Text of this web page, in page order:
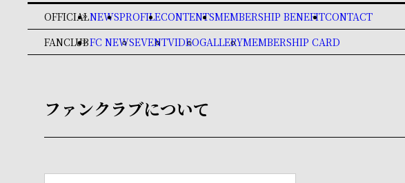
OFFICIAL
keyboard_double_arrow_rightNEWSPROFILECONTENTSMEMBERSHIP BENEFITCONTACT
FANCLUB
keyboard_double_arrow_rightFC NEWSEVENTVIDEOGALLERYMEMBERSHIP CARD
ファンクラブについて